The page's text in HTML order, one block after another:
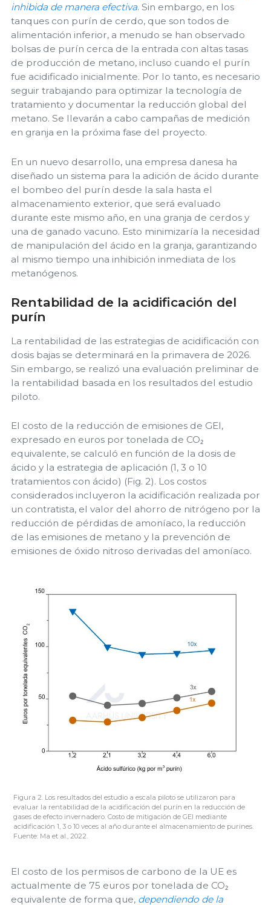
inhibida de manera efectiva. Sin embargo, en los
tanques con purín de cerdo, que son todos de
alimentación inferior, a menudo se han observado
bolsas de purín cerca de la entrada con altas tasas
de producción de metano, incluso cuando el purín
fue acidificado inicialmente. Por lo tanto, es necesario
seguir trabajando para optimizar la tecnología de
tratamiento y documentar la reducción global del
metano. Se llevarán a cabo campañas de medición
en granja en la próxima fase del proyecto.
En un nuevo desarrollo, una empresa danesa ha
diseñado un sistema para la adición de ácido durante
el bombeo del purín desde la sala hasta el
almacenamiento exterior, que será evaluado
durante este mismo año, en una granja de cerdos y
una de ganado vacuno. Esto minimizaría la necesidad
de manipulación del ácido en la granja, garantizando
al mismo tiempo una inhibición inmediata de los
metanógenos.
Rentabilidad de la acidificación del
purín
La rentabilidad de las estrategias de acidificación con
dosis bajas se determinará en la primavera de 2026.
Sin embargo, se realizó una evaluación preliminar de
la rentabilidad basada en los resultados del estudio
piloto.
El costo de la reducción de emisiones de GEI,
expresado en euros por tonelada de CO₂
equivalente, se calculó en función de la dosis de
ácido y la estrategia de aplicación (1, 3 o 10
tratamientos con ácido) (Fig. 2). Los costos
considerados incluyeron la acidificación realizada por
un contratista, el valor del ahorro de nitrógeno por la
reducción de pérdidas de amoníaco, la reducción
de las emisiones de metano y la prevención de
emisiones de óxido nitroso derivadas del amoníaco.
Figura 2. Los resultados del estudio a escala piloto se utilizaron para
evaluar la rentabilidad de la acidificación del purín en la reducción de
gases de efecto invernadero. Costo de mitigación de GEI mediante
acidificación 1, 3 o 10 veces al año durante el almacenamiento de purines.
Fuente: Ma et al., 2022.
El costo de los permisos de carbono de la UE es
actualmente de 75 euros por tonelada de CO₂
equivalente de forma que, dependiendo de la